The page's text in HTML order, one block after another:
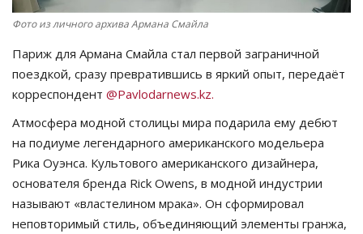
РАЗВЛЕЧЕНИЯ
OFFICIAL
Курултай
Қазақша Русский
Фото из личного архива Армана Смайла
Париж для Армана Смайла стал первой заграничной
поездкой, сразу превратившись в яркий опыт, передаёт
корреспондент @Pavlodarnews.kz.
Атмосфера модной столицы мира подарила ему дебют
на подиуме легендарного американского модельера
Рика Оуэнса. Культового американского дизайнера,
основателя бренда Rick Owens, в модной индустрии
называют «властелином мрака». Он сформировал
неповторимый стиль, объединяющий элементы гранжа,